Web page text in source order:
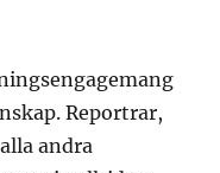
Reportrar,
andra